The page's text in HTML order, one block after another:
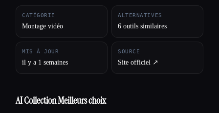
Esc
CATÉGORIE
Montage vidéo
ALTERNATIVES
6 outils similaires
MIS À JOUR
il y a 1 semaines
SOURCE
Site officiel ↗︎
AI Collection Meilleurs choix